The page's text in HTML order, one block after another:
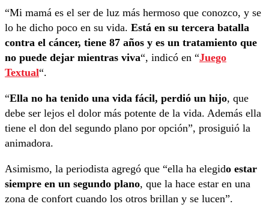
“Mi mamá es el ser de luz más hermoso que conozco, y se
lo he dicho poco en su vida. Está en su tercera batalla
contra el cáncer, tiene 87 años y es un tratamiento que
no puede dejar mientras viva“, indicó en “Juego
Textual“.
“Ella no ha tenido una vida fácil, perdió un hijo, que
debe ser lejos el dolor más potente de la vida. Además ella
tiene el don del segundo plano por opción”, prosiguió la
animadora.
Asimismo, la periodista agregó que “ella ha elegido estar
siempre en un segundo plano, que la hace estar en una
zona de confort cuando los otros brillan y se lucen”.